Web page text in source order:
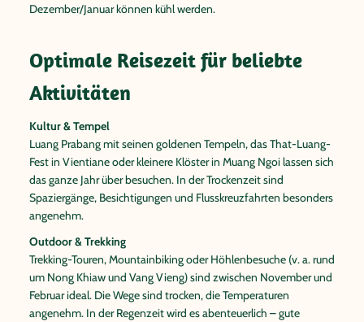
Dezember/Januar können kühl werden.
Optimale Reisezeit für beliebte
Aktivitäten
Kultur & Tempel
Luang Prabang mit seinen goldenen Tempeln, das That-Luang-
Fest in Vientiane oder kleinere Klöster in Muang Ngoi lassen sich
das ganze Jahr über besuchen. In der Trockenzeit sind
Spaziergänge, Besichtigungen und Flusskreuzfahrten besonders
angenehm.
Outdoor & Trekking
Trekking-Touren, Mountainbiking oder Höhlenbesuche (v. a. rund
um Nong Khiaw und Vang Vieng) sind zwischen November und
Februar ideal. Die Wege sind trocken, die Temperaturen
angenehm. In der Regenzeit wird es abenteuerlich – gute